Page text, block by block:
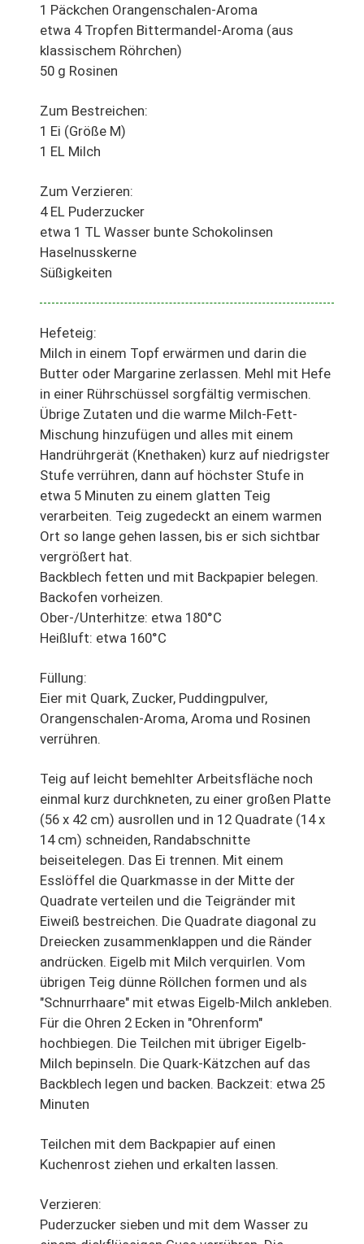
1 Päckchen Orangenschalen-Aroma
etwa 4 Tropfen Bittermandel-Aroma (aus
klassischem Röhrchen)
50 g Rosinen
Zum Bestreichen:
1 Ei (Größe M)
1 EL Milch
Zum Verzieren:
4 EL Puderzucker
etwa 1 TL Wasser bunte Schokolinsen
Haselnusskerne
Süßigkeiten
Hefeteig:
Milch in einem Topf erwärmen und darin die
Butter oder Margarine zerlassen. Mehl mit Hefe
in einer Rührschüssel sorgfältig vermischen.
Übrige Zutaten und die warme Milch-Fett-
Mischung hinzufügen und alles mit einem
Handrührgerät (Knethaken) kurz auf niedrigster
Stufe verrühren, dann auf höchster Stufe in
etwa 5 Minuten zu einem glatten Teig
verarbeiten. Teig zugedeckt an einem warmen
Ort so lange gehen lassen, bis er sich sichtbar
vergrößert hat.
Backblech fetten und mit Backpapier belegen.
Backofen vorheizen.
Ober-/Unterhitze: etwa 180°C
Heißluft: etwa 160°C
Füllung:
Eier mit Quark, Zucker, Puddingpulver,
Orangenschalen-Aroma, Aroma und Rosinen
verrühren.
Teig auf leicht bemehlter Arbeitsfläche noch
einmal kurz durchkneten, zu einer großen Platte
(56 x 42 cm) ausrollen und in 12 Quadrate (14 x
14 cm) schneiden, Randabschnitte
beiseitelegen. Das Ei trennen. Mit einem
Esslöffel die Quarkmasse in der Mitte der
Quadrate verteilen und die Teigränder mit
Eiweiß bestreichen. Die Quadrate diagonal zu
Dreiecken zusammenklappen und die Ränder
andrücken. Eigelb mit Milch verquirlen. Vom
übrigen Teig dünne Röllchen formen und als
"Schnurrhaare" mit etwas Eigelb-Milch ankleben.
Für die Ohren 2 Ecken in "Ohrenform"
hochbiegen. Die Teilchen mit übriger Eigelb-
Milch bepinseln. Die Quark-Kätzchen auf das
Backblech legen und backen. Backzeit: etwa 25
Minuten
Teilchen mit dem Backpapier auf einen
Kuchenrost ziehen und erkalten lassen.
Verzieren:
Puderzucker sieben und mit dem Wasser zu